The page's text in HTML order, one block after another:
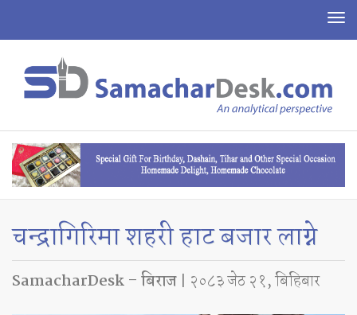
चन्द्रागिरिमा शहरी हाट बजार लाग्ने
SamacharDesk – बिराज | २०८३ जेठ २१, बिहिबार